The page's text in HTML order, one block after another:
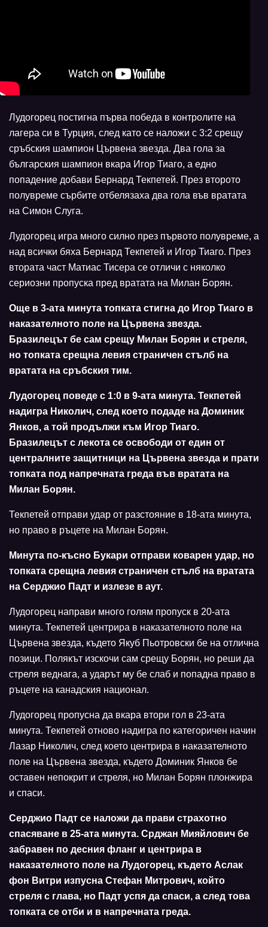
Лудогорец постигна първа победа в контролите на
лагера си в Турция, след като се наложи с 3:2 срещу
сръбския шампион Цървена звезда. Два гола за
българския шампион вкара Игор Тиаго, а едно
попадение добави Бернард Текпетей. През второто
полувреме сърбите отбелязаха два гола във вратата
на Симон Слуга.
Лудогорец игра много силно през първото полувреме, а
над всички бяха Бернард Текпетей и Игор Тиаго. През
втората част Матиас Тисера се отличи с няколко
сериозни пропуска пред вратата на Милан Борян.
Още в 3-ата минута топката стигна до Игор Тиаго в
наказателното поле на Цървена звезда.
Бразилецът бе сам срещу Милан Борян и стреля,
но топката срещна левия страничен стълб на
вратата на сръбския тим.
Лудогорец поведе с 1:0 в 9-ата минута. Текпетей
надигра Николич, след което подаде на Доминик
Янков, а той продължи към Игор Тиаго.
Бразилецът с лекота се освободи от един от
централните защитници на Цървена звезда и прати
топката под напречната греда във вратата на
Милан Борян.
Текпетей отправи удар от разстояние в 18-ата минута,
но право в ръцете на Милан Борян.
Минута по-късно Букари отправи коварен удар, но
топката срещна левия страничен стълб на вратата
на Серджио Падт и излезе в аут.
Лудогорец направи много голям пропуск в 20-ата
минута. Текпетей центрира в наказателното поле на
Цървена звезда, където Якуб Пьотровски бе на отлична
позици. Полякът изскочи сам срещу Борян, но реши да
стреля веднага, а ударът му бе слаб и попадна право в
ръцете на канадския национал.
Лудогорец пропусна да вкара втори гол в 23-ата
минута. Текпетей отново надигра по категоричен начин
Лазар Николич, след което центрира в наказателното
поле на Цървена звезда, където Доминик Янков бе
оставен непокрит и стреля, но Милан Борян плонжира
и спаси.
Серджио Падт се наложи да прави страхотно
спасяване в 25-ата минута. Срджан Мияйлович бе
забравен по десния фланг и центрира в
наказателното поле на Лудогорец, където Аслак
фон Витри изпусна Стефан Митрович, който
стреля с глава, но Падт успя да спаси, а след това
топката се отби и в напречната греда.